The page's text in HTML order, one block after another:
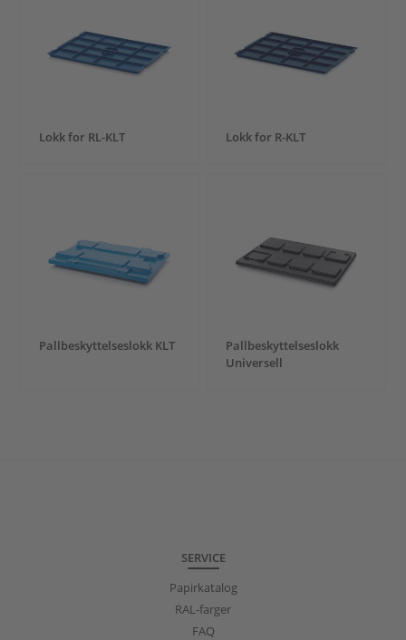
Lokk for RL-KLT Lokk for R-KLT
Pallbeskyttelseslokk KLT
Pallbeskyttelseslokk
Universell
SERVICE
Papirkatalog
RAL-farger
FAQ